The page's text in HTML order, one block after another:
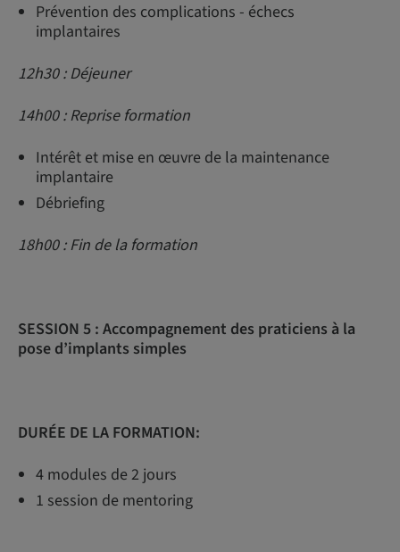
Prévention des complications - échecs
implantaires
12h30 : Déjeuner
14h00 : Reprise formation
Intérêt et mise en œuvre de la maintenance
implantaire
Débriefing
18h00 : Fin de la formation
SESSION 5 : Accompagnement des praticiens à la
pose d’implants simples
DURÉE DE LA FORMATION:
4 modules de 2 jours
1 session de mentoring